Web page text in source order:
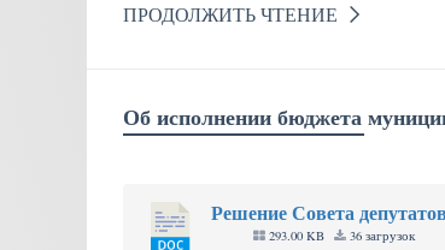
ПРОДОЛЖИТЬ ЧТЕНИЕ
Об исполнении бюджета
Решение Совета
293.00 KB 36 загрузок